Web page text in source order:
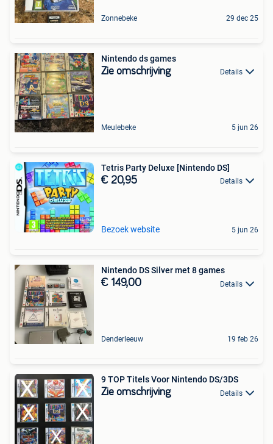
Zonnebeke 29 dec 25
Nintendo ds games
Zie omschrijving Details
Meulebeke 5 jun 26
Tetris Party Deluxe [Nintendo DS]
€ 20,95 Details
Bezoek website 5 jun 26
Nintendo DS Silver met 8 games
€ 149,00 Details
Denderleeuw 19 feb 26
9 TOP Titels Voor Nintendo DS/3DS
Zie omschrijving Details